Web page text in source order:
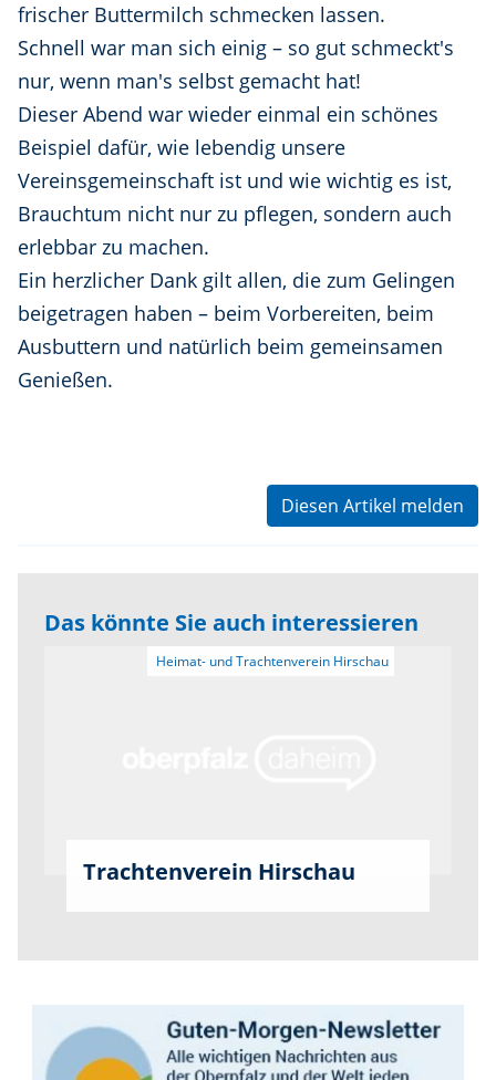
frischer Buttermilch schmecken lassen.
Schnell war man sich einig – so gut schmeckt's
nur, wenn man's selbst gemacht hat!
Dieser Abend war wieder einmal ein schönes
Beispiel dafür, wie lebendig unsere
Vereinsgemeinschaft ist und wie wichtig es ist,
Brauchtum nicht nur zu pflegen, sondern auch
erlebbar zu machen.
Ein herzlicher Dank gilt allen, die zum Gelingen
beigetragen haben – beim Vorbereiten, beim
Ausbuttern und natürlich beim gemeinsamen
Genießen.
Diesen Artikel melden
Das könnte Sie auch interessieren
Heimat- und Trachtenverein Hirschau
Trachtenverein Hirschau